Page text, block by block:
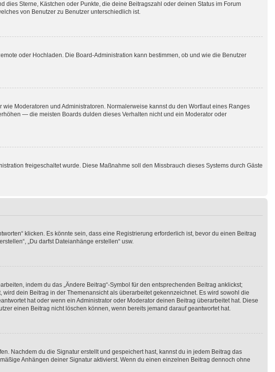
dies Sterne, Kästchen oder Punkte, die deine Beitragszahl oder deinen Status im Forum
von Benutzer zu Benutzer unterschiedlich ist.
oder Hochladen. Die Board-Administration kann bestimmen, ob und wie die Benutzer
Moderatoren und Administratoren. Normalerweise kannst du den Wortlaut eines Ranges
— die meisten Boards dulden dieses Verhalten nicht und ein Moderator oder
freigeschaltet wurde. Diese Maßnahme soll den Missbrauch dieses Systems durch Gäste
klicken. Es könnte sein, dass eine Registrierung erforderlich ist, bevor du einen Beitrag
„Du darfst Dateianhänge erstellen“ usw.
indem du das „Ändere Beitrag“-Symbol für den entsprechenden Beitrag anklickst;
dein Beitrag in der Themenansicht als überarbeitet gekennzeichnet. Es wird sowohl die
hat oder wenn ein Administrator oder Moderator deinen Beitrag überarbeitet hat. Diese
einen Beitrag nicht löschen können, wenn bereits jemand darauf geantwortet hat.
Nachdem du die Signatur erstellt und gespeichert hast, kannst du in jedem Beitrag das
Anhängen deiner Signatur aktivierst. Wenn du einen einzelnen Beitrag dennoch ohne